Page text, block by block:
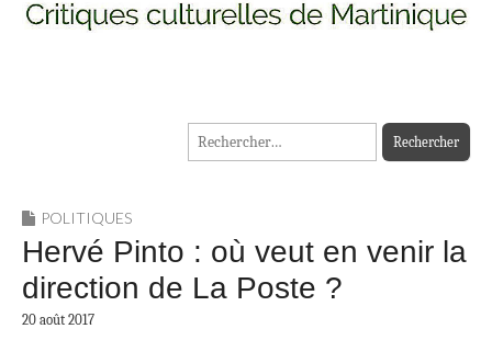
MADININ'ART
Rechercher :
POLITIQUES
Hervé Pinto : où veut en venir la
direction de La Poste ?
20 août 2017